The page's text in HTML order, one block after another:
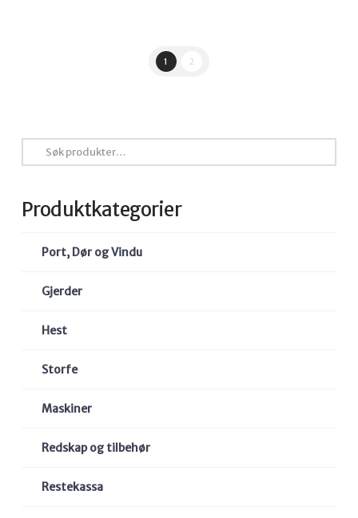
1 2
etter:
Produktkategorier
Port, Dør og Vindu
Gjerder
Hest
Storfe
Maskiner
Redskap og tilbehør
Restekassa